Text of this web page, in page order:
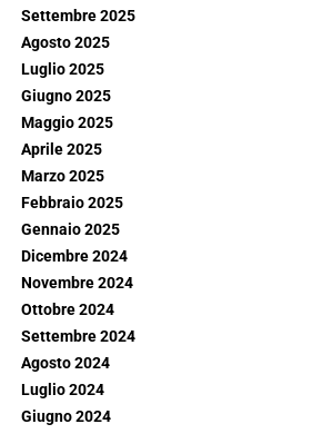
Settembre 2025
Agosto 2025
Luglio 2025
Giugno 2025
Maggio 2025
Aprile 2025
Marzo 2025
Febbraio 2025
Gennaio 2025
Dicembre 2024
Novembre 2024
Ottobre 2024
Settembre 2024
Agosto 2024
Luglio 2024
Giugno 2024